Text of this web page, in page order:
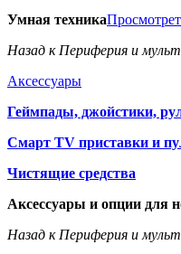
Умная техника
Назад к Периферия и
Аксессуары
Геймпады, джойстики,
Смарт TV приставки и
Чистящие средства
Аксессуары и опции для
Назад к Периферия и